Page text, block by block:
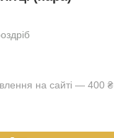
на сайті — 400 ₴